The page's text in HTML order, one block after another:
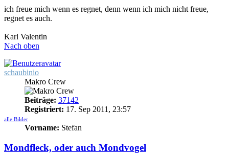
ich freue mich wenn es regnet, denn wenn ich mich nicht freue,
regnet es auch.
Karl Valentin
Nach oben
schaubinio
Makro Crew
Beiträge: 37142
Registriert: 17. Sep 2011, 23:57
alle Bilder
Vorname: Stefan
Mondfleck, oder auch Mondvogel